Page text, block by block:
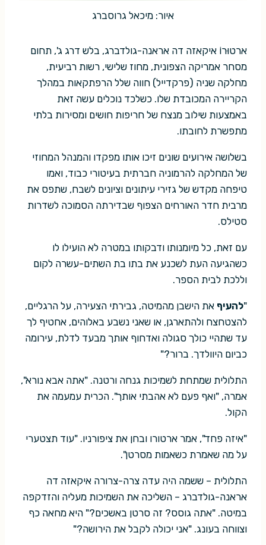
איור: מיכאל גרוסברג
ארטוּרוֹ איקאזה דה אראנה-גולדברג, בלש דרג ג', תחום
מסחר אמריקה הצפונית, מחוז שלישי, רשות רביעית,
מחלקה שניה (פרקדייל) חווה שלל הרפתקאות במהלך
הקריירה המכובדת שלו. כשלכד נוכלים עשה זאת
באמצעות שילוב מנצח של חריפות חושים ומסירות בלתי
מתפשרת לחובתו.
בשלושה אירועים שונים זיכו אותו מפקדו והמנהל המחוזי
של המחלקה להרמוניה חברתית בעיטורי כבוד, ואמו
טיפחה מקדש של גזירי עיתונים וציונים לשבח, שתפס את
מרבית חדר האורחים הצפוף שבדירתה הסמוכה לשדרות
סטילס.
עם זאת, כל מיומנותו ודבקותו במטרה לא הועילו לו
כשהגיעה העת לשכנע את בתו בת השתים-עשרה לקום
וללכת לבית הספר.
"להעיף את הישבן מהמיטה, גבירתי הצעירה, על הרגליים,
להצטחצח ולהתארגן, או שאני נשבע באלוהים, אחטיף לך
עד שתהיי כולך סגולה ואדחוף אותך מבעד לדלת, עירומה
כביום היוולדך. ברור?"
התלולית שמתחת לשמיכות גנחה ורטנה. "אתה אבא נורא",
אמרה, "ואף פעם לא אהבתי אותך". הכרית עמעמה את
הקול.
"איזה פחד", אמר ארטורו ובחן את ציפורניו. "עוד תצטערי
על מה שאמרת כשאמות מסרטן".
התלולית – ששמה היה עדה צרה-צרורה איקאזה דה
אראנה-גולדברג – השליכה את השמיכות מעליה והזדקפה
במיטה. "אתה גוסס? זה סרטן באשכים?" היא מחאה כף
וצווחה בעונג. "אני יכולה לקבל את הירושה?"